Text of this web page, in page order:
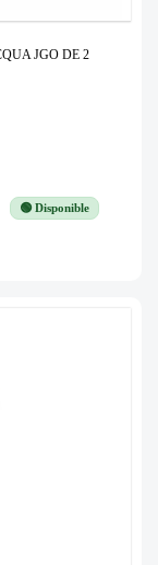
JGO DE 2
🟢 Disponible